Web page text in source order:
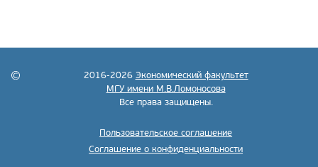
2016-2026 Экономический факультет
МГУ имени М.В.Ломоносова
Все права защищены.
Пользовательское соглашение
Соглашение о конфиденциальности